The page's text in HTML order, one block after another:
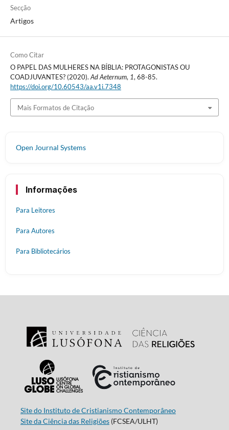
Secção
Artigos
Como Citar
O PAPEL DAS MULHERES NA BÍBLIA: PROTAGONISTAS OU
COADJUVANTES? (2020).Ad Aeternum, 1, 68-85.
https://doi.org/10.60543/aa.v1i.7348
Mais Formatos de Citação
Open Journal Systems
Informações
Para Leitores
Para Autores
Para Bibliotecários
Site do Instituto de Cristianismo Contemporâneo
Site da Ciência das Religiões(FCSEA/ULHT)